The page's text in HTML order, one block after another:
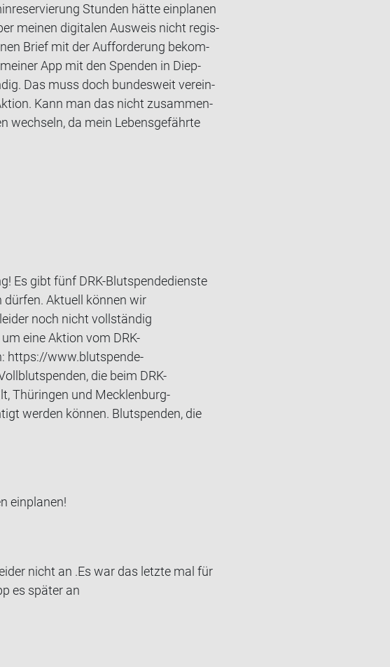
Stun­den hätte ein­pla­nen
mei­nen di­gi­ta­len Aus­weis nicht re­gis­
Brief mit der Auf­for­de­rung be­kom­
App mit den Spen­den in Diep­
Das muss doch bun­des­weit ver­ein­
Kann man das nicht zu­sam­men­
wech­seln, da mein Le­bens­ge­fähr­te
Es gibt fünf DRK-Blutspendedienste
Aktuell können wir
noch nicht vollständig
eine Aktion vom DRK-
https://www.blutspende-
die beim DRK-
Thüringen und Mecklenburg-
werden können. Blutspenden, die
ein­pla­nen!
nicht an .Es war das letz­te mal für
es spä­ter an